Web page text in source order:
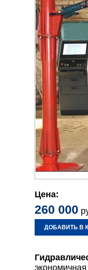
Цена:
260 000
ДОБАВИТЬ В